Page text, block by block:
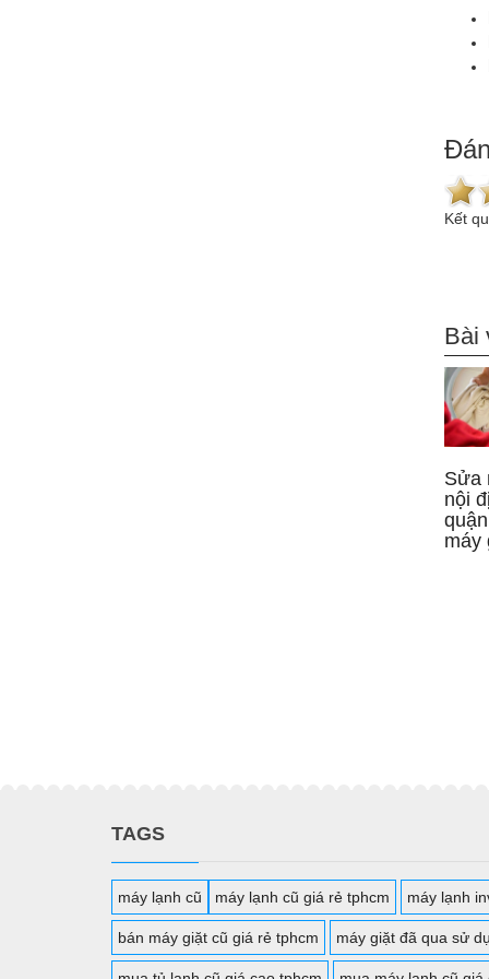
Kết
Bài
Sửa
nội
máy
TAGS
máy lạnh cũ máy lạnh cũ giá rẻ tphcm máy lạnh
bán máy giặt cũ giá rẻ tphcm máy giặt đã qua sử